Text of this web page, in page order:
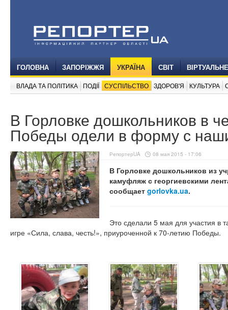
ГОЛОВНА ЗАПОРІЖЖЯ УКРАЇНА СВІТ
ВЛАДА ТА ПОЛІТИКА ПОДІЇ СУСПІЛЬСТВО ЗДОРОВ'Я КУЛЬТУРА
В Горловке дошкольников в
Победы одели в форму с
РепортерUA 08 мая 2015 - 17:06
В Горловке дошкольников из
камуфляж с георгиевскими
сообщает gorlovka.ua.
Это сделали 5 мая для участия в
игре «Сила, слава, честь!», приуроченной к 70-летию Победы.